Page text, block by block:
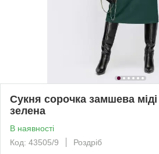
Сукня сорочка замшева
зелена
В наявності
Код: 43505/9
Роздріб